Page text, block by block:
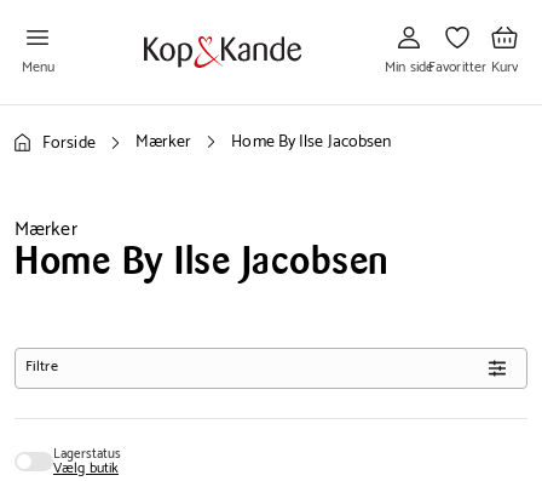
Menu
til
Min
side
Min side
til
Favoritter
Favoritter
til
Kurv
Kurv
Forside Mærker Home By Ilse Jacobsen
Mærker
Home By Ilse Jacobsen
Filtre
Lagerstatus
Vælg butik